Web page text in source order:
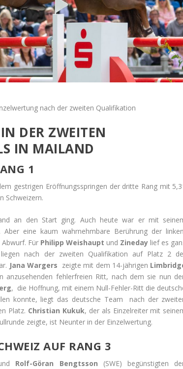
nach der zweiten Qualifikation
DER ZWEITEN
IN MAILAND
1
gestrigen Eröffnungsspringen der dritte Rang mit
Schweizern.
an den Start ging. Auch heute war er mit
eine kaum wahrnehmbare Berührung der linken
Für Philipp Weishaupt und Zineday lief es
nach der zweiten Qualifikation auf Platz 2
Jana Wargers zeigte mit dem 14-jährigen
anzusehenden fehlerfreien Ritt, nach dem sie nun
, die Hoffnung, mit einem Null-Fehler-Ritt die
konnte, liegt das deutsche Team nach der
Platz. Christian Kukuk, der als Einzelreiter mit
zeigte, ist Neunter in der Einzelwertung.
AUF RANG 3
Rolf-Göran Bengtsson (SWE) begünstigten